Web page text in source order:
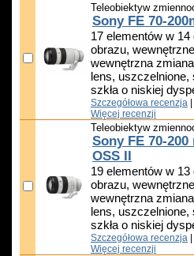
Teleobiektyw
Sony FE 70-
17 elementów w
obrazu,
wewnętrzna
lens, uszczelnione,
szkła o niskiej
Szczegółowa recenzja
Więcej recenzji
Teleobiektyw
Sony FE 70-
OSS II
19 elementów w
obrazu,
wewnętrzna
lens, uszczelnione,
szkła o niskiej
Szczegółowa recenzja
Więcej recenzji